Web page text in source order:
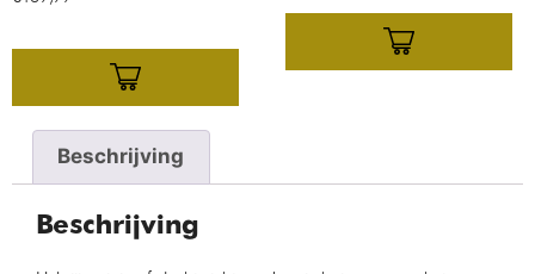
Beschrijving
Beschrijving